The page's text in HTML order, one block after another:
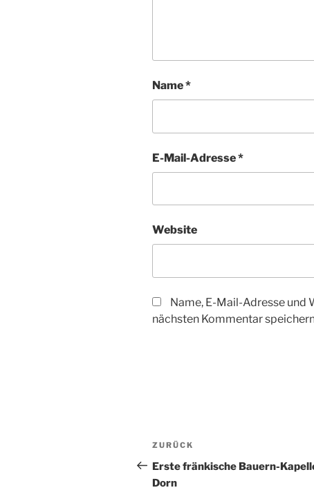
Name*
E-Mail-Adresse*
Website
Name, E-Mail-Adresse und
nächsten Kommentar
Beitragsnavigation
Vorheriger
Beitrag
ZURÜCK
Erste fränkische Bauern-
Dorn